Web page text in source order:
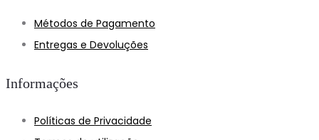
Métodos de Pagamento
Entregas e Devoluções
Informações
Políticas de Privacidade